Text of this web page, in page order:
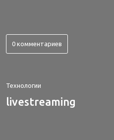
0 комментариев
Технологии
livestreaming